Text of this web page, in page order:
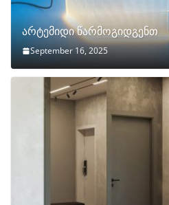
არტემიდი წარმოგიდგენთ
September 16, 2025